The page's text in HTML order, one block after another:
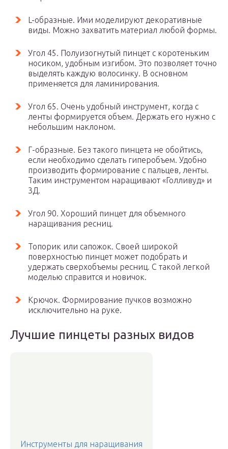
L-образные. Ими моделируют декоративные
виды. Можно захватить материал любой формы.
Угол 45. Полуизогнутый пинцет с коротеньким
носиком, удобным изгибом. Это позволяет точно
выделять каждую волосинку. В основном
применяется для ламинирования.
Угол 65. Очень удобный инструмент, когда с
ленты формируется объем. Держать его нужно с
небольшим наклоном.
Г-образные. Без такого пинцета не обойтись,
если необходимо сделать гиперобъем. Удобно
производить формирование с пальцев, ленты.
Таким инструментом наращивают «Голливуд» и
3Д.
Угол 90. Хороший пинцет для объемного
наращивания ресниц.
Топорик или сапожок. Своей широкой
поверхностью пинцет может подобрать и
удержать сверхобъемы ресниц. С такой легкой
моделью справится и новичок.
Крючок. Формирование пучков возможно
исключительно на руке.
Лучшие пинцеты разных видов
Инструменты для наращивания